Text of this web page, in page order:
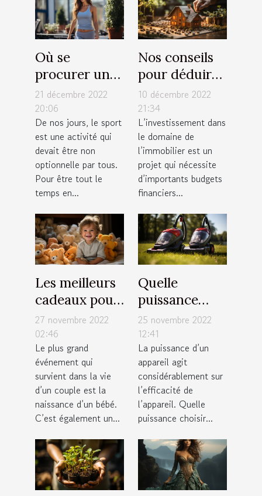
Où se
procurer un
tapis de
course pliable
à moindre
coût ?
21 décembre 2022
20:06
De nos jours, le sport
est une activité qui
devait être non
optionnelle par tous.
Pour être tout le
temps en...
Nos conseils
pour déduire
facilement
votre capacité
d’emprunt
immobilier
10 décembre 2022
21:34
L’investissement dans
le domaine de
l’immobilier est un
projet qui nécessite
d’importants budgets
financiers...
Les meilleurs
cadeaux pour
nourrisson
27 novembre 2022
02:46
Le plus grand
événement qui
survient dans la vie
d’un couple est la
naissance d’un bébé.
C’est également un...
Quelle
puissance
choisir pour
un aspirateur
sans sac ?
25 novembre 2022
12:41
La puissance d’un
appareil agit
considérablement sur
l’efficacité de
l’appareil. Quelle
puissance choisir...